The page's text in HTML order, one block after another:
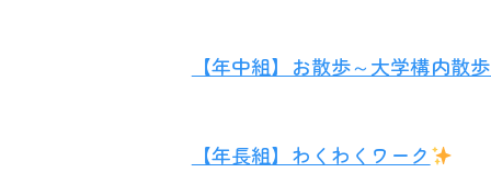
【年中組】お散歩～大学構内散
【年長組】わくわくワーク